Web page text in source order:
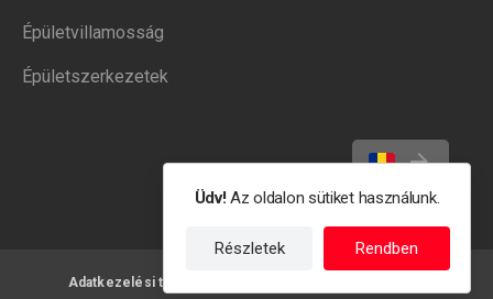
Épületvillamosság
Épületszerkezetek
Adatkezelési tájékoztató
Üdv!Az oldalon sütiket használunk.
Részletek Rendben